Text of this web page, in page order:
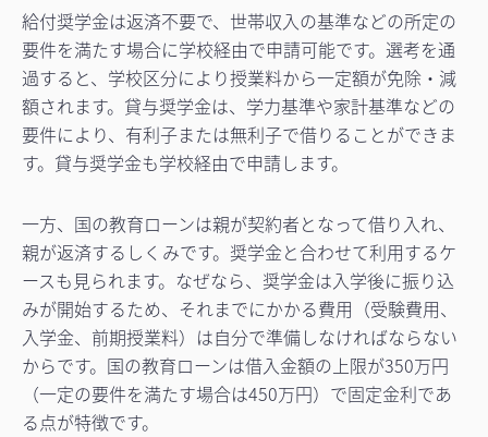
給付奨学金は返済不要で、世帯収入の基準などの所定の
要件を満たす場合に学校経由で申請可能です。選考を通
過すると、学校区分により授業料から一定額が免除・減
額されます。貸与奨学金は、学力基準や家計基準などの
要件により、有利子または無利子で借りることができま
す。貸与奨学金も学校経由で申請します。
一方、国の教育ローンは親が契約者となって借り入れ、
親が返済するしくみです。奨学金と合わせて利用するケ
ースも見られます。なぜなら、奨学金は入学後に振り込
みが開始するため、それまでにかかる費用（受験費用、
入学金、前期授業料）は自分で準備しなければならない
からです。国の教育ローンは借入金額の上限が350万円
（一定の要件を満たす場合は450万円）で固定金利であ
る点が特徴です。